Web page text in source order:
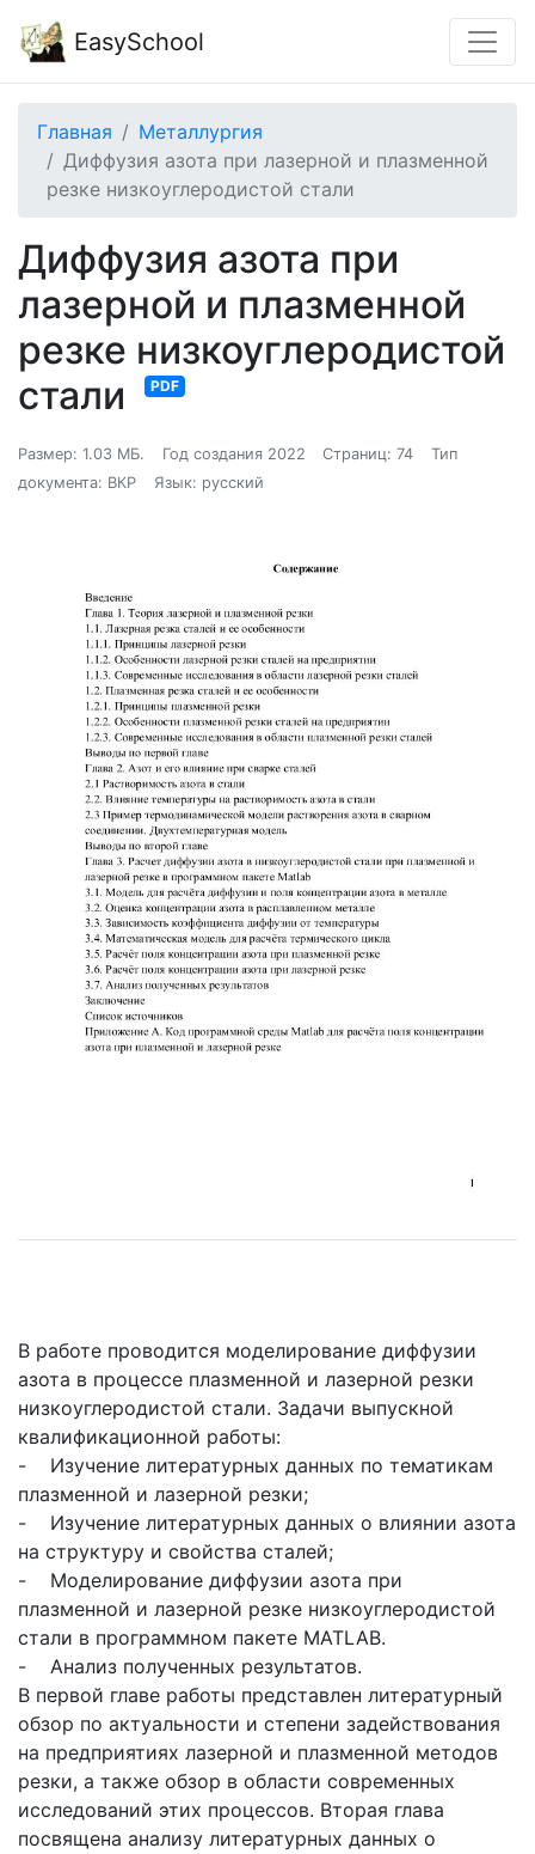
EasySchool
Главная
Металлургия
Диффузия азота при лазерной и плазменной
резке низкоуглеродистой стали
Диффузия азота при
лазерной и плазменной
резке низкоуглеродистой
стали
PDF
Размер: 1.03 МБ. Год создания 2022 Страниц: 74
Тип
документа: ВКР
Язык: русский
В работе проводится моделирование диффузии
азота в процессе плазменной и лазерной резки
низкоуглеродистой стали. Задачи выпускной
квалификационной работы:
- Изучение литературных данных по тематикам
плазменной и лазерной резки;
- Изучение литературных данных о влиянии азота
на структуру и свойства сталей;
- Моделирование диффузии азота при
плазменной и лазерной резке низкоуглеродистой
стали в программном пакете MATLAB.
- Анализ полученных результатов.
В первой главе работы представлен литературный
обзор по актуальности и степени задействования
на предприятиях лазерной и плазменной методов
резки, а также обзор в области современных
исследований этих процессов. Вторая глава
посвящена анализу литературных данных о